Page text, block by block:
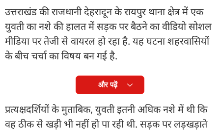
उत्तराखंड की राजधानी देहरादून के रायपुर थाना क्षेत्र में एक
युवती का नशे की हालत में सड़क पर बैठने का वीडियो सोशल
मीडिया पर तेजी से वायरल हो रहा है. यह घटना शहरवासियों
के बीच चर्चा का विषय बन गई है.
और पढ़ें
प्रत्यक्षदर्शियों के मुताबिक, युवती इतनी अधिक नशे में थी कि
वह ठीक से खड़ी भी नहीं हो पा रही थी. सड़क पर लड़खड़ाते